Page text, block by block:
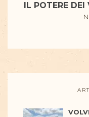
IL POTERE DEI